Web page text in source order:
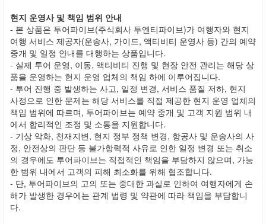
현지 운영사 및 책임 범위 안내
- 본 상품은 투어파이브(주식회사 투엔티파이브)가 여행자와 현지
여행 서비스 제공자(운송사, 가이드, 액티비티 운영사 등) 간의 예약
중개 및 일정 안내를 대행하는 상품입니다.
- 실제 투어 운영, 이동, 액티비티 진행 및 현장 안전 관리는 해당 상
품을 운영하는 현지 운영 업체의 책임 하에 이루어집니다.
- 투어 진행 중 발생하는 사고, 일정 변경, 서비스 품질 저하, 현지
사정으로 인한 문제는 해당 서비스를 직접 제공한 현지 운영 업체의
책임 범위에 따르며, 투어파이브는 예약 중개 및 고객 지원 범위 내
에서 합리적인 조정 및 소통을 지원합니다.
- 기상 악화, 천재지변, 현지 정부 정책 변경, 항공사 및 운송사의 사
정, 안전상의 판단 등 불가항력적 사유로 인한 일정 변경 또는 취소
의 경우에도 투어파이브는 직접적인 책임을 부담하지 않으며, 가능
한 범위 내에서 고객의 피해 최소화를 위해 협조합니다.
- 단, 투어파이브의 고의 또는 중대한 과실로 인하여 여행자에게 손
해가 발생한 경우에는 관계 법령 및 약관에 따라 책임을 부담합니
다.